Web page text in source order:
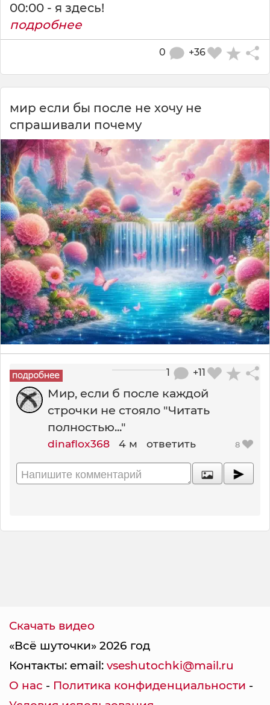
00:00 - я здесь!
подробнее
+36
0
мир если бы после не хочу не
спрашивали почему
+11
1
Мир, если б после каждой
строчки не стояло "Читать
полностью..."
dinaflox368 4 м ответить 8
Скачать видео
«Всё шуточки» 2026 год
Контакты: email: vseshutochki@mail.ru
О нас - Политика конфиденциальности -